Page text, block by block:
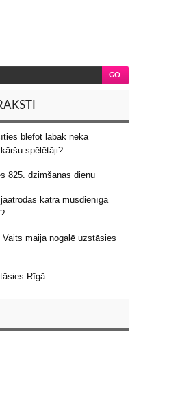
blefot labāk nekā
spēlētāji?
825. dzimšanas dienu
katra mūsdienīga
Vaits maija nogalē uzstāsies
Rīgā